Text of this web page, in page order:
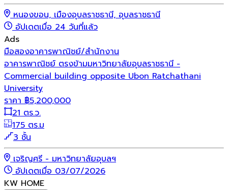
หนองขอน, เมืองอุบลราชธานี, อุบลราชธานี
อัปเดตเมื่อ 24 วันที่แล้ว
Ads
มือสองอาคารพาณิชย์/สำนักงาน
อาคารพาณิชย์ ตรงข้ามมหาวิทยาลัยอุบลราชธานี -
Commercial building opposite Ubon Ratchathani
University
ราคา ฿5,200,000
21 ตร.ว.
175 ตร.ม
3 ชั้น
เจริญศรี - มหาวิทยาลัยอุบลฯ
อัปเดตเมื่อ 03/07/2026
KW HOME